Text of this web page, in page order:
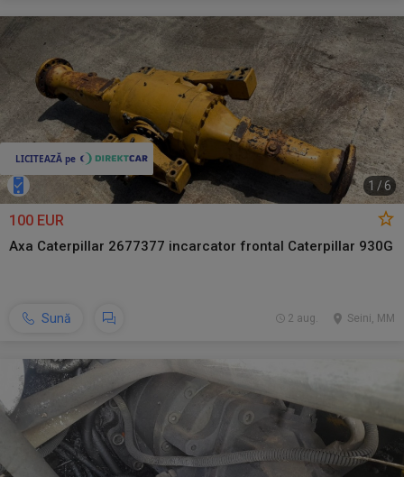
1 /6
100 EUR
Axa Caterpillar 2677377 incarcator frontal Caterpillar 930G
Sună Seini, MM
2 aug.